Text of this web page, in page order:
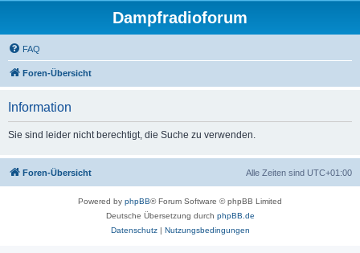
Dampfradioforum
FAQ
Foren-Übersicht
Information
Sie sind leider nicht berechtigt, die Suche zu verwenden.
Foren-Übersicht Alle Zeiten sind UTC+01:00
Powered by phpBB® Forum Software © phpBB Limited
Deutsche Übersetzung durch phpBB.de
Datenschutz| Nutzungsbedingungen